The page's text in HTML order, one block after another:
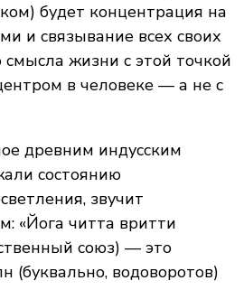
будет концентрация на
и связывание всех своих
жизни с этой точкой
в человеке — а не с
древним индусским
состоянию
звучит
«Йога читта вритти
союз) — это
(буквально, водоворотов)